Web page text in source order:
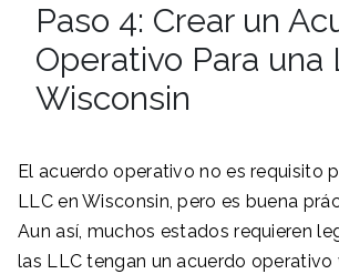
Paso 4: Crear un
Operativo Para una
Wisconsin
El acuerdo operativo no es requisito
LLC en Wisconsin, pero es buena
Aun así, muchos estados requieren
las LLC tengan un acuerdo operativo